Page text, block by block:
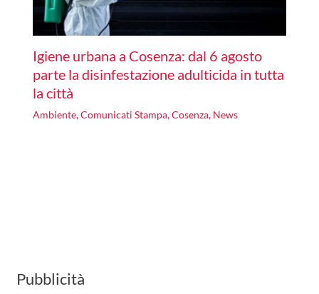
Igiene urbana a Cosenza: dal 6 agosto
parte la disinfestazione adulticida in tutta
la città
Ambiente,Comunicati Stampa,Cosenza, News
Pubblicità